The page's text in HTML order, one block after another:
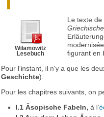
Wilamowitz
Lesebuch
Le texte de
figurant en
Pour l’instant, il n’y a que les
Geschichte).
Pour les chapitres suivants, on
I.1 Äsopische Fabeln, à l’